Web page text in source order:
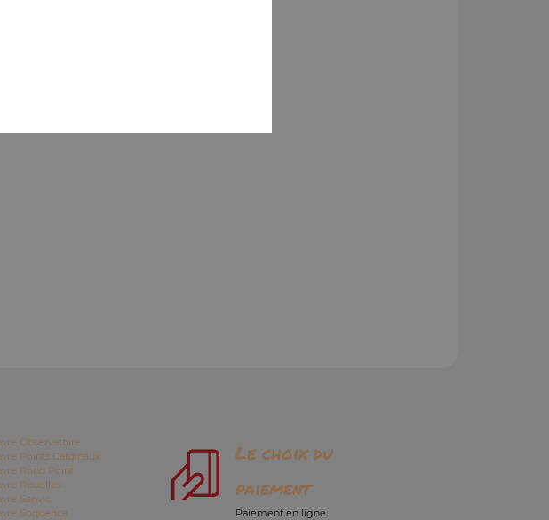
Observatoire
Points Cardinaux
Rond Point
Rouelles
Sanvic
Soquence
Le choix du
paiement
Paiement en ligne